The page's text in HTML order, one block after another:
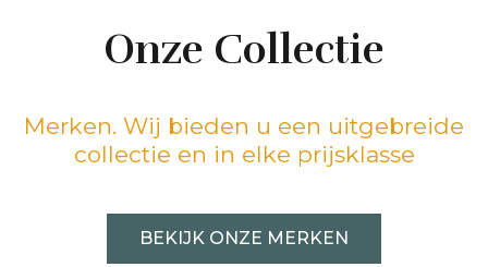
Onze Collectie
Merken. Wij bieden u een uitgebreide
collectie en in elke prijsklasse
BEKIJK ONZE MERKEN